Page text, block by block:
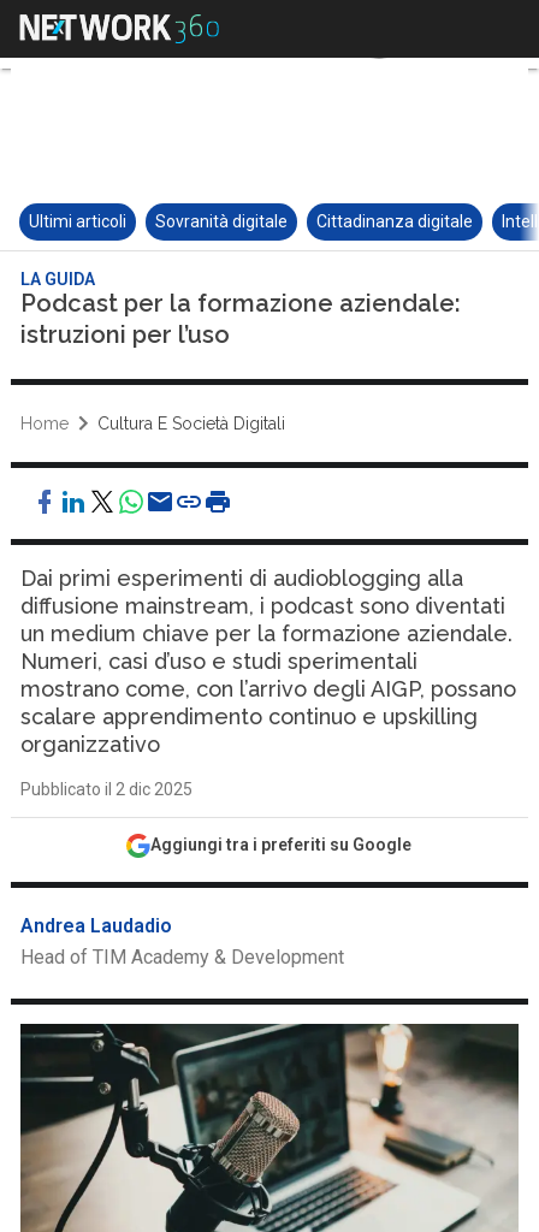
Ultimi articoli Sovranità digitale Cittadinanza digitale
LA GUIDA
Podcast per la formazione aziendale:
istruzioni per l’uso
Home Cultura E Società Digitali
Dai primi esperimenti di audioblogging alla
diffusione mainstream, i podcast sono diventati
un medium chiave per la formazione aziendale.
Numeri, casi d’uso e studi sperimentali
mostrano come, con l’arrivo degli AIGP, possano
scalare apprendimento continuo e upskilling
organizzativo
Pubblicato il 2 dic 2025
Aggiungi tra i preferiti su Google
Andrea Laudadio
Head of TIM Academy & Development